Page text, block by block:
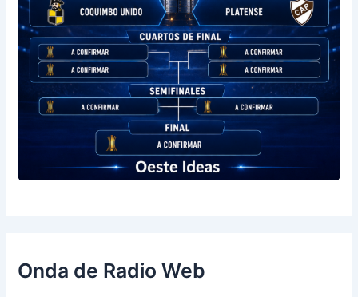
Onda de Radio Web